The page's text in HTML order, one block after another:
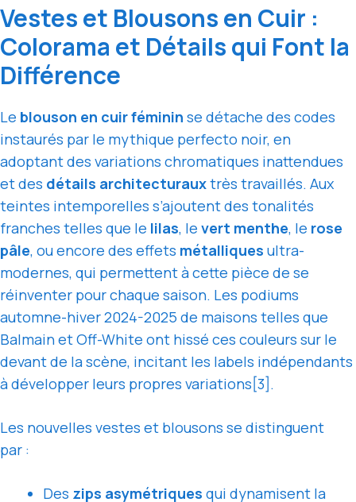
Vestes et Blousons en Cuir :
Colorama et Détails qui Font la
Différence
Le blouson en cuir féminin se détache des codes
instaurés par le mythique perfecto noir, en
adoptant des variations chromatiques inattendues
et des détails architecturauxtrès travaillés. Aux
teintes intemporelles s’ajoutent des tonalités
franches telles que le lilas, le vert menthe, le rose
pâle, ou encore des effets métalliques ultra-
modernes, qui permettent à cette pièce de se
réinventer pour chaque saison. Les podiums
automne-hiver 2024-2025 de maisons telles que
Balmain et Off-White ont hissé ces couleurs sur le
devant de la scène, incitant les labels indépendants
à développer leurs propres variations[3].
Les nouvelles vestes et blousons se distinguent
par :
Des zips asymétriques qui dynamisent la